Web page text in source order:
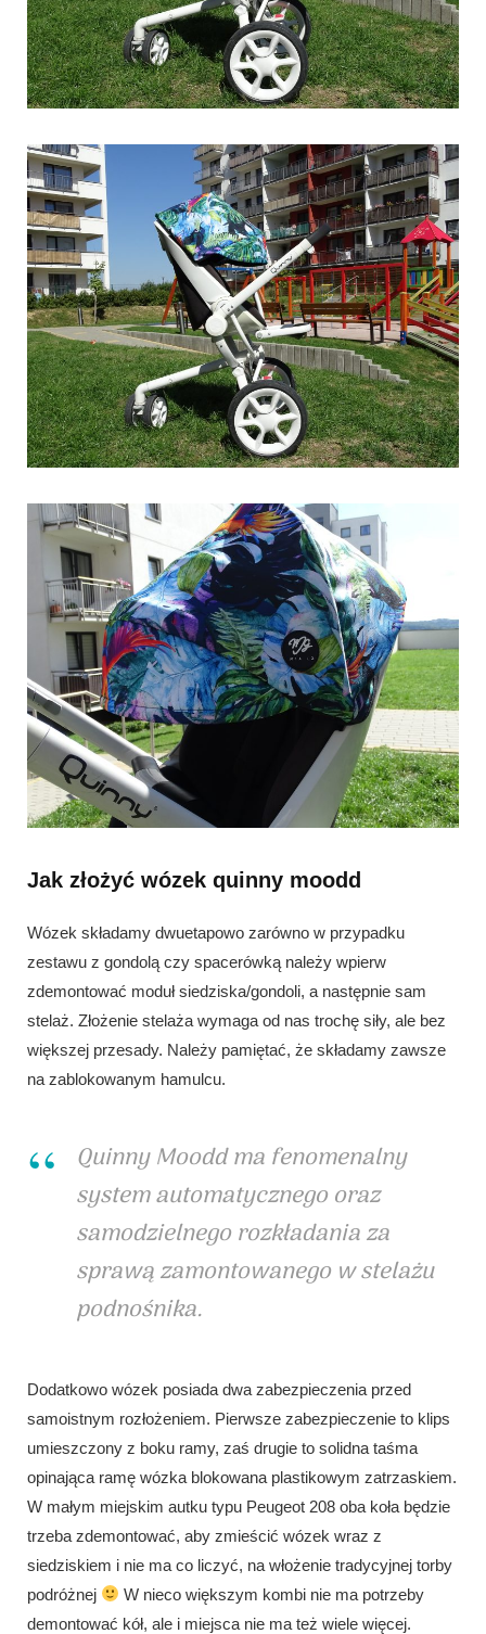
Jak złożyć wózek quinny moodd
Wózek składamy dwuetapowo zarówno w przypadku
zestawu z gondolą czy spacerówką należy wpierw
zdemontować moduł siedziska/gondoli, a następnie sam
stelaż. Złożenie stelaża wymaga od nas trochę siły, ale bez
większej przesady. Należy pamiętać, że składamy zawsze
na zablokowanym hamulcu.
Quinny Moodd ma fenomenalny
system automatycznego oraz
samodzielnego rozkładania za
sprawą zamontowanego w stelażu
podnośnika.
Dodatkowo wózek posiada dwa zabezpieczenia przed
samoistnym rozłożeniem. Pierwsze zabezpieczenie to klips
umieszczony z boku ramy, zaś drugie to solidna taśma
opinająca ramę wózka blokowana plastikowym zatrzaskiem.
W małym miejskim autku typu Peugeot 208 oba koła będzie
trzeba zdemontować, aby zmieścić wózek wraz z
siedziskiem i nie ma co liczyć, na włożenie tradycyjnej torby
podróżnej
W nieco większym kombi nie ma potrzeby
demontować kół, ale i miejsca nie ma też wiele więcej.